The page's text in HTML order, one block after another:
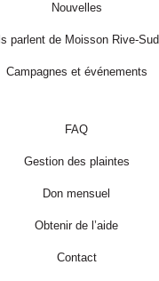
Nouvelles
Ils parlent de Moisson Rive-Sud
Campagnes et événements
FAQ
Gestion des plaintes
Don mensuel
Obtenir de l’aide
Contact